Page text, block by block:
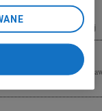
wsparcia Bożena i Andrzej
człowieka i